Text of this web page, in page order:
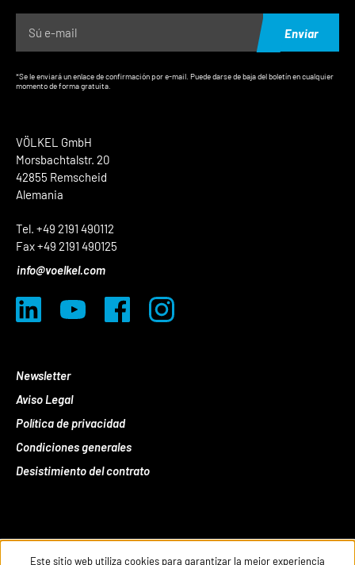
VÖLKEL GmbH
Morsbachtalstr. 20
42855 Remscheid
Alemania
Tel. +49 2191 490112
Fax +49 2191 490125
info@voelkel.com
Newsletter
Aviso Legal
Política de privacidad
Condiciones generales
Desistimiento del contrato
Enviar
*Se le enviará un enlace de confirmación por e-mail. Puede darse de baja del boletín en cualquier
momento de forma gratuita.
Este sitio web utiliza cookies para garantizar la mejor experiencia